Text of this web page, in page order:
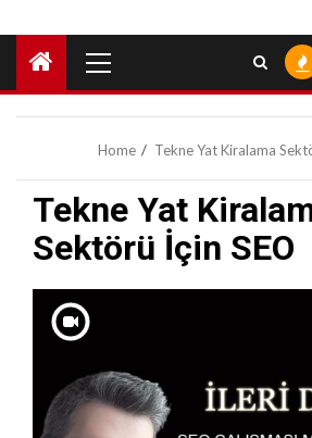
Menu
Home Tekne Yat Kiralama
Tekne Yat
Sektörü İçin SEO